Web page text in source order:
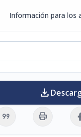
Información para los
download
format_quote print